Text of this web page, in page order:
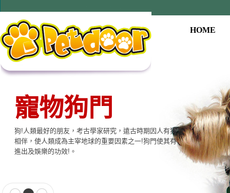
HOME
寵物狗門
狗!人類最好的朋友，考古學家研究，遠古時期因人有狗
相伴，使人類成為主宰地球的重要因素之一!狗門使其有
進出及娛樂的功效!。